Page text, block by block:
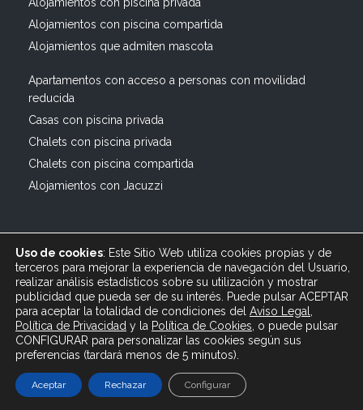
Alojamientos con piscina compartida
Alojamientos que admiten mascota
Apartamentos con acceso a personas con movilidad
reducida
Casas con piscina privada
Chalets con piscina privada
Chalets con piscina compartida
Alojamientos con Jacuzzi
© 2019 All rights reserved Bagus Vacaciones :: Alquiler
Turístico Vacacional en España, Andalucía, Cádiz ·
info@bagusvacaciones.es · Tel.: 610 89 35 05 · Diseño
Web XSEO http://xseo.es
Uso de cookies: Este Sitio Web utiliza cookies propias y de
terceros para mejorar la experiencia de navegación del Usuario,
realizar análisis estadísticos sobre su utilización y mostrar
publicidad que pueda ser de su interés. Puede pulsar ACEPTAR
para aceptar la totalidad de condiciones del Aviso Legal
Política de Privacidad y la Política de Cookies , o puede pulsar
CONFIGURAR para personalizar las cookies según sus
preferencias (tardará menos de 5 minutos).
Aceptar Rechazar Configurar